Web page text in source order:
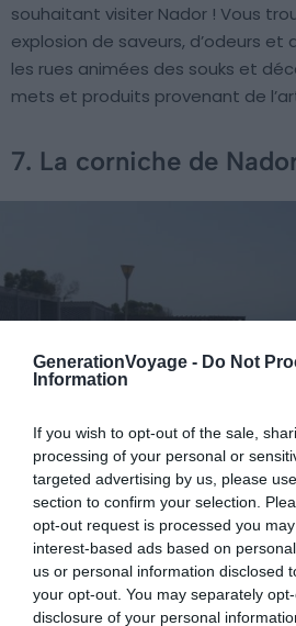
GenerationVoyage - Do Not
Information
If you wish to opt-out of the sale,
processing of your personal or
targeted advertising by us, please
section to confirm your selection.
opt-out request is processed you
interest-based ads based on
us or personal information disclosed
your opt-out. You may separately
disclosure of your personal
souhaitant visiter Nador ! Vous
explosion de saveurs, d’odeurs et
les rues animées des souks et
mets et produits provenant de
7. La corniche de
Crédit
La corniche de Nador est une
lagune de la ville. Là-bas, vous
pour profiter de la vue sur la mer !